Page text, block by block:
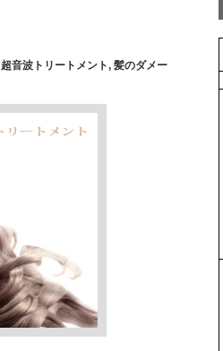
超音波トリートメント, 髪のダメー